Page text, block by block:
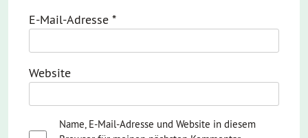
E-Mail-Adresse *
Website
Name, E-Mail-Adresse und Website in diesem